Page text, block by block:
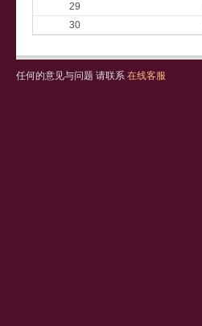
29
30
任何的意见与问题 请联系 在线客服